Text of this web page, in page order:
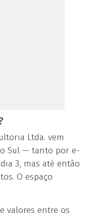
Ltda. vem
Sul — tanto por e-
3, mas até então
O espaço
valores entre os